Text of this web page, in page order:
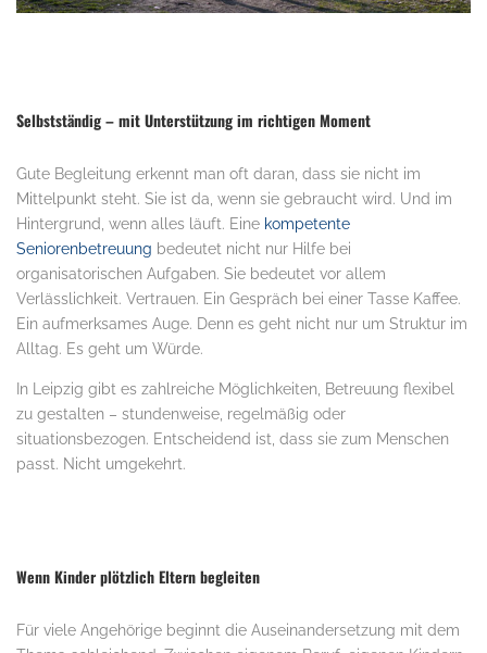
Selbstständig – mit Unterstützung im richtigen Moment
Gute Begleitung erkennt man oft daran, dass sie nicht im
Mittelpunkt steht. Sie ist da, wenn sie gebraucht wird. Und im
Hintergrund, wenn alles läuft. Eine kompetente
Seniorenbetreuung bedeutet nicht nur Hilfe bei
organisatorischen Aufgaben. Sie bedeutet vor allem
Verlässlichkeit. Vertrauen. Ein Gespräch bei einer Tasse Kaffee.
Ein aufmerksames Auge. Denn es geht nicht nur um Struktur im
Alltag. Es geht um Würde.
In Leipzig gibt es zahlreiche Möglichkeiten, Betreuung flexibel
zu gestalten – stundenweise, regelmäßig oder
situationsbezogen. Entscheidend ist, dass sie zum Menschen
passt. Nicht umgekehrt.
Wenn Kinder plötzlich Eltern begleiten
Für viele Angehörige beginnt die Auseinandersetzung mit dem